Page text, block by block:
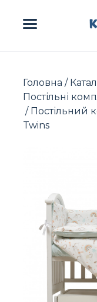
Головна /
Постільні
/ Постільний
Twins